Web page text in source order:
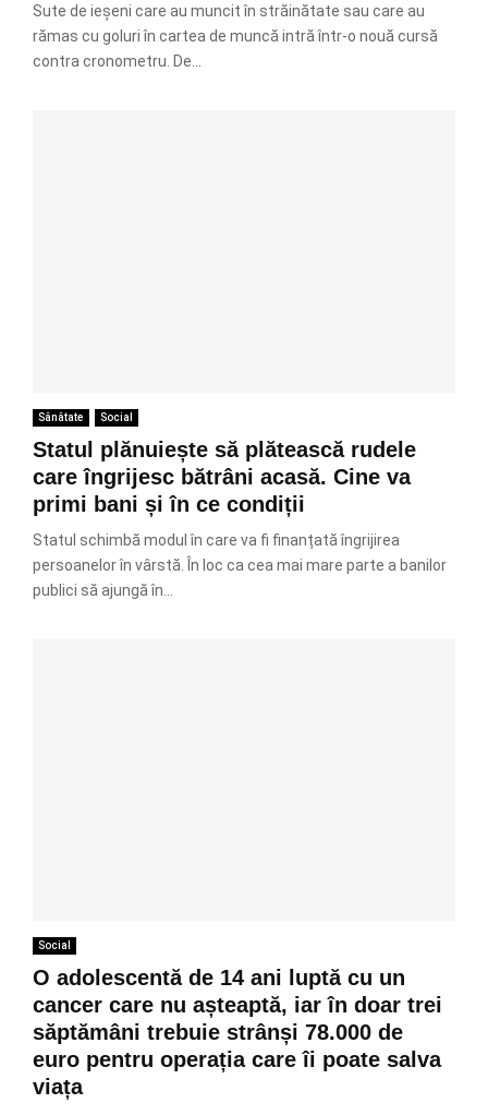
Sute de ieșeni care au muncit în străinătate sau care au
rămas cu goluri în cartea de muncă intră într-o nouă cursă
contra cronometru. De...
Sănătate Social
Statul plănuiește să plătească rudele
care îngrijesc bătrâni acasă. Cine va
primi bani și în ce condiții
Statul schimbă modul în care va fi finanțată îngrijirea
persoanelor în vârstă. În loc ca cea mai mare parte a banilor
publici să ajungă în...
Social
O adolescentă de 14 ani luptă cu un
cancer care nu așteaptă, iar în doar trei
săptămâni trebuie strânși 78.000 de
euro pentru operația care îi poate salva
viața